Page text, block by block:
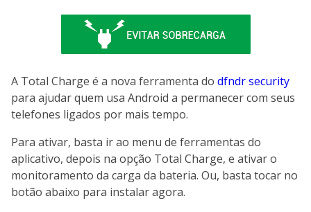
A Total Charge é a nova ferramenta do dfndr security
para ajudar quem usa Android a permanecer com seus
telefones ligados por mais tempo.
Para ativar, basta ir ao menu de ferramentas do
aplicativo, depois na opção Total Charge, e ativar o
monitoramento da carga da bateria. Ou, basta tocar no
botão abaixo para instalar agora.